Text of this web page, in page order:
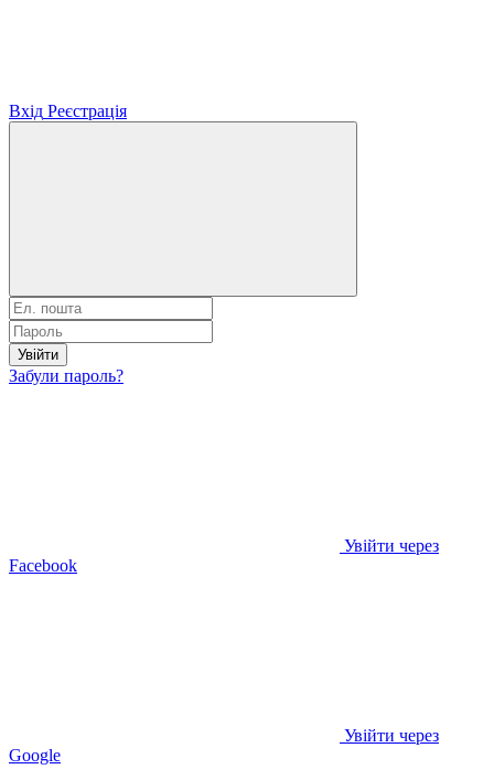
Вхід Реєстрація
Увійти
Забули пароль?
Увійти через
Facebook
Увійти через
Google